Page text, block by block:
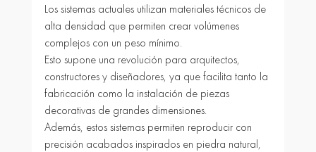
Los sistemas actuales utilizan materiales técnicos de
alta densidad que permiten crear volúmenes
complejos con un peso mínimo.
Esto supone una revolución para arquitectos,
constructores y diseñadores, ya que facilita tanto la
fabricación como la instalación de piezas
decorativas de grandes dimensiones.
Además, estos sistemas permiten reproducir con
precisión acabados inspirados en piedra natural,